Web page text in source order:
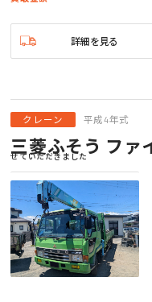
詳細を見る
クレーン 平成4年式
三菱ふそう ファ
せていただきました